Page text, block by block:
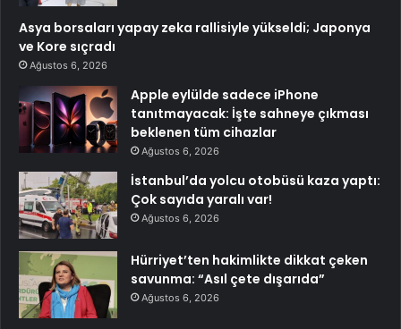
Asya borsaları yapay zeka rallisiyle yükseldi; Japonya
ve Kore sıçradı
Ağustos 6, 2026
Apple eylülde sadece iPhone
tanıtmayacak: İşte sahneye çıkması
beklenen tüm cihazlar
Ağustos 6, 2026
İstanbul’da yolcu otobüsü kaza yaptı:
Çok sayıda yaralı var!
Ağustos 6, 2026
Hürriyet’ten hakimlikte dikkat çeken
savunma: “Asıl çete dışarıda”
Ağustos 6, 2026